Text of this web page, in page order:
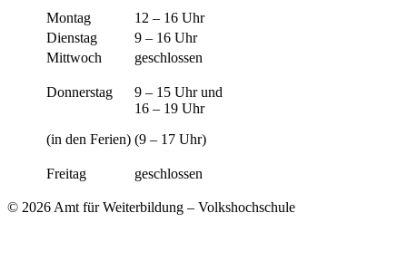
Montag
12 – 16 Uhr
Dienstag
9 – 16 Uhr
Mittwoch
geschlossen
Donnerstag
(in den Ferien)
9 – 15 Uhr und
16 – 19 Uhr
(9 – 17 Uhr)
Freitag geschlossen
© 2026 Amt für Weiterbildung – Volkshochschule